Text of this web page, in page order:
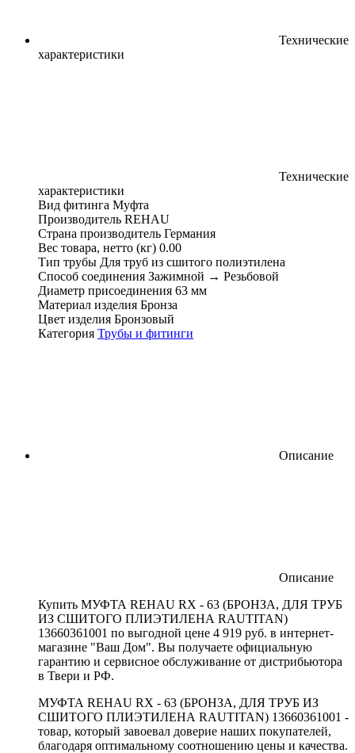
Технические
характеристики
Технические
характеристики
Вид фитинга Муфта
Производитель REHAU
Страна производитель Германия
Вес товара, нетто (кг) 0.00
Тип трубы Для труб из сшитого полиэтилена
Способ соединения Зажимной → Резьбовой
Диаметр присоединения 63 мм
Материал изделия Бронза
Цвет изделия Бронзовый
Категория Трубы и фитинги
Описание
Описание
Купить МУФТА REHAU RX - 63 (БРОНЗА, ДЛЯ ТРУБ
ИЗ СШИТОГО ПЛИЭТИЛЕНА RAUTITAN)
13660361001 по выгодной цене 4 919 руб. в интернет-
магазине "Ваш Дом". Вы получаете официальную
гарантию и сервисное обслуживание от дистрибьютора
в Твери и РФ.
МУФТА REHAU RX - 63 (БРОНЗА, ДЛЯ ТРУБ ИЗ
СШИТОГО ПЛИЭТИЛЕНА RAUTITAN) 13660361001 -
товар, который завоевал доверие наших покупателей,
благодаря оптимальному соотношению цены и качества.